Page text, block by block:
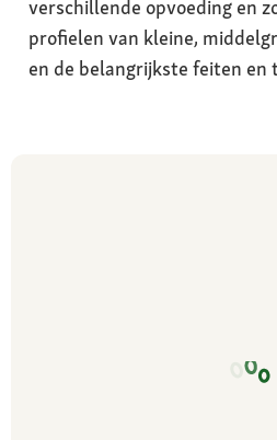
verschillende opvoeding en
profielen van kleine,
en de belangrijkste feiten en